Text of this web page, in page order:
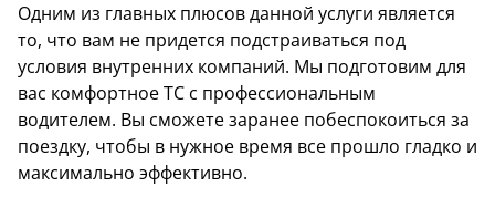
Одним из главных плюсов данной услуги является
то, что вам не придется подстраиваться под
условия внутренних компаний. Мы подготовим для
вас комфортное ТС с профессиональным
водителем. Вы сможете заранее побеспокоиться за
поездку, чтобы в нужное время все прошло гладко и
максимально эффективно.